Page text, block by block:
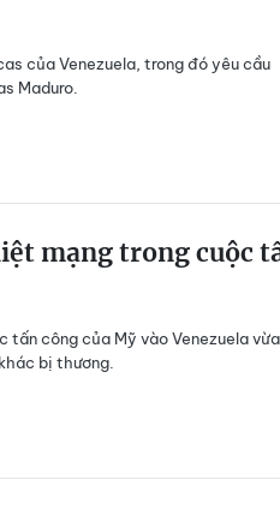
của Venezuela, trong đó yêu cầu
Maduro.
mạng trong cuộc
tấn công của Mỹ vào Venezuela
bị thương.